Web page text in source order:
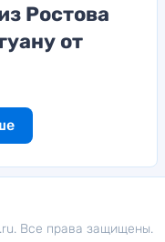
Ростова
от
Все права защищены.